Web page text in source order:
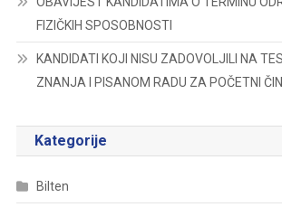
FIZIČKIH SPOSOBNOSTI
KANDIDATI KOJI NISU ZADOVOLJILI NA
ZNANJA I PISANOM RADU ZA POČETNI
Kategorije
Bilten